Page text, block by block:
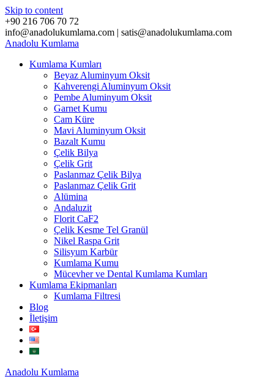
Skip to content
+90 216 706 70 72
info@anadolukumlama.com | satis@anadolukumlama.com
Anadolu Kumlama
Kumlama Kumları
Beyaz Aluminyum Oksit
Kahverengi Aluminyum Oksit
Pembe Aluminyum Oksit
Garnet Kumu
Cam Küre
Mavi Aluminyum Oksit
Bazalt Kumu
Çelik Bilya
Çelik Grit
Paslanmaz Çelik Bilya
Paslanmaz Çelik Grit
Alümina
Andaluzit
Florit CaF2
Çelik Kesme Tel Granül
Nikel Raspa Grit
Silisyum Karbür
Kumlama Kumu
Mücevher ve Dental Kumlama Kumları
Kumlama Ekipmanları
Kumlama Filtresi
Blog
İletişim
Anadolu Kumlama